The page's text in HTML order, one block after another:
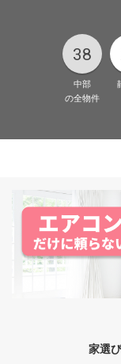
38
中部
の全物件
家選